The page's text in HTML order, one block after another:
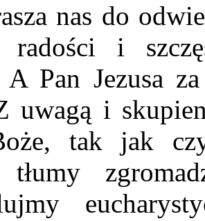
nas do
radości i
A Pan Jezusa
uwagą i
tak jak
tłumy